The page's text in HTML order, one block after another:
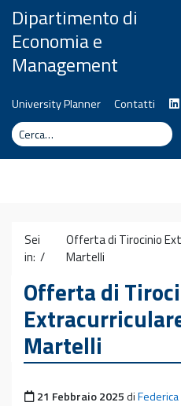
Vai al contenuto
Dipartimento di
Economia e
Management
University Planner
Contatti
Cerca
Sei
in: /
Offerta di Tirocinio
Martelli
Offerta di
Martelli
Pubblicato il
21 Febbraio 2025di